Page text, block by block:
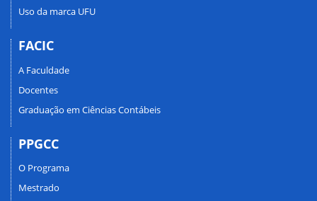
Uso da marca UFU
FACIC
A Faculdade
Docentes
Graduação em Ciências Contábeis
PPGCC
O Programa
Mestrado